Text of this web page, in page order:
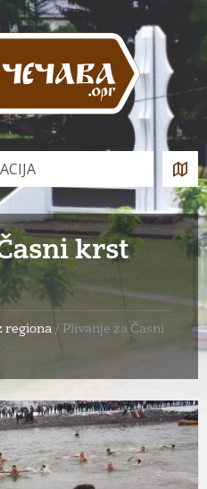
krst
regiona / Plivanje za Časni